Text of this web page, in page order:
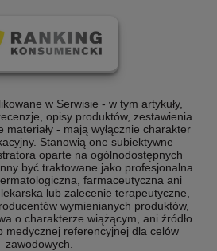
w Serwisie - w tym artykuły,
opisy produktów, zestawienia
materiały - mają wyłącznie charakter
Stanowią one subiektywne
oparte na ogólnodostępnych
być traktowane jako profesjonalna
farmaceutyczna ani
lub zalecenie terapeutyczne,
wymienianych produktów,
o charakterze wiążącym, ani źródło
medycznej referencyjnej dla celów
zawodowych.